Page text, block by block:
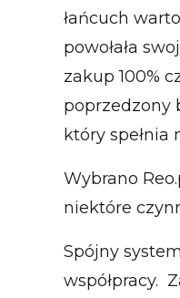
łańcuch
powołała
zakup 100%
poprzedzony
który spełnia
Wybrano
niektóre
Spójny
współpracy.